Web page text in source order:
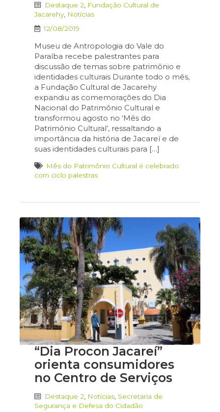
Destaque 2
Fundação Cultural de
Jacarehy Notícias
12/08/2019
Museu de Antropologia do Vale do
Paraíba recebe palestrantes para
discussão de temas sobre patrimônio e
identidades culturais Durante todo o mês,
a Fundação Cultural de Jacarehy
expandiu as comemorações do Dia
Nacional do Patrimônio Cultural e
transformou agosto no ‘Mês do
Patrimônio Cultural’, ressaltando a
importância da história de Jacareí e de
suas identidades culturais para […]
Mês do Patrimônio Cultural é celebrado
com ciclo palestras
“Dia Procon Jacareí”
orienta consumidores
no Centro de Serviços
Destaque 2 Notícias Secretaria de
Segurança e Defesa do Cidadão